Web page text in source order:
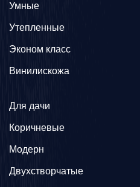
Умные
Утепленные
Эконом класс
Винилискожа
Для дачи
Коричневые
Модерн
Двухстворчатые